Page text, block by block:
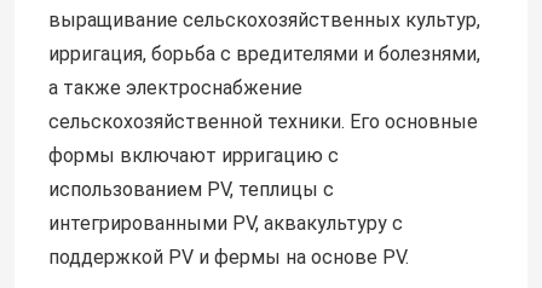
выращивание сельскохозяйственных культур,
ирригация, борьба с вредителями и болезнями,
а также электроснабжение
сельскохозяйственной техники. Его основные
формы включают ирригацию с
использованием PV, теплицы с
интегрированными PV, аквакультуру с
поддержкой PV и фермы на основе PV.